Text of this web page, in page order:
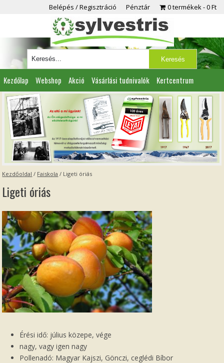
Belépés / Regisztráció Pénztár 0 termékek 0 Ft
Kezdőlap Webshop Akció Vásárlási tudnivalók Kertcentrum
Viszonteladóknak Partnereink Kapcsolat
Kezdőoldal / Faiskola / Ligeti óriás
Ligeti óriás
Érési idő: július közepe, vége
nagy, vagy igen nagy
Pollenadó: Magyar Kajszi, Gönczi, ceglédi Bíbor